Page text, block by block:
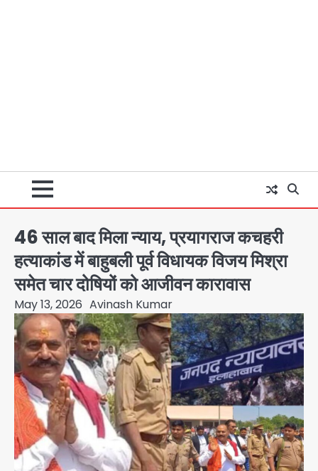
46 साल बाद मिला न्याय, प्रयागराज कचहरी
हत्याकांड में बाहुबली पूर्व विधायक विजय मिश्रा
समेत चार दोषियों को आजीवन कारावास
May 13, 2026 Avinash Kumar